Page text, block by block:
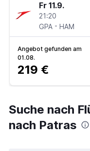
Fr 11.9.
21:20
GPA - HAM
Angebot gefunden am
01.08.
219 €
Suche nach
nach Patras